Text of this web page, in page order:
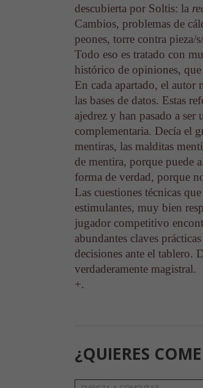
descubierta por Soltis: la
Cambios, problemas de
peones, torre contra
Todo eso es tratado con
histórico de opiniones, que
En cada apartado, el autor
las bases de datos. Estas
ajedrez y han pasado a
complementaria. Decía el
mentiras, las malditas
de mentira, porque puede
forma de verdad, porque
Las cuestiones técnicas
estimulantes, muy bien
jugador competitivo
abundantes claves
decisiones ante el tablero.
verdaderamente magistral.
+.
¿QUIERES